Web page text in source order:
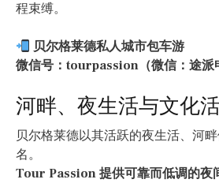
程束缚。
贝尔格莱德私人城市包车游
微信号：tourpassion（微信：途派
河畔、夜生活与文化
贝尔格莱德以其活跃的夜生活、河
名。
Tour Passion 提供可靠而低调的夜